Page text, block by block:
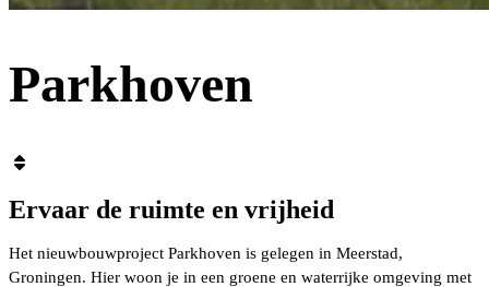
Parkhoven
Ervaar de ruimte en vrijheid
Het nieuwbouwproject Parkhoven is gelegen in Meerstad,
Groningen. Hier woon je in een groene en waterrijke omgeving met